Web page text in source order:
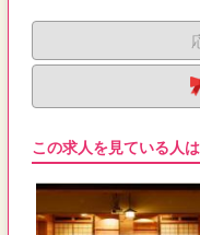
この求人を見ている人